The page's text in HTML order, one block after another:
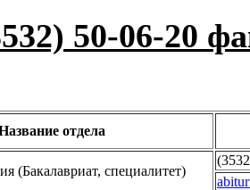
50-06-20
отдела
(Бакалавриат, специалитет)